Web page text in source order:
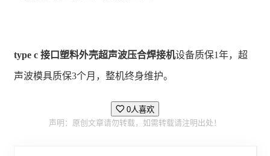
type c 接口塑料外壳超声波压合焊接机设备质保1年，超
声波模具质保3个月，整机终身维护。
0人喜欢
声明：原创文章请勿转载，如需转载请注明出处！